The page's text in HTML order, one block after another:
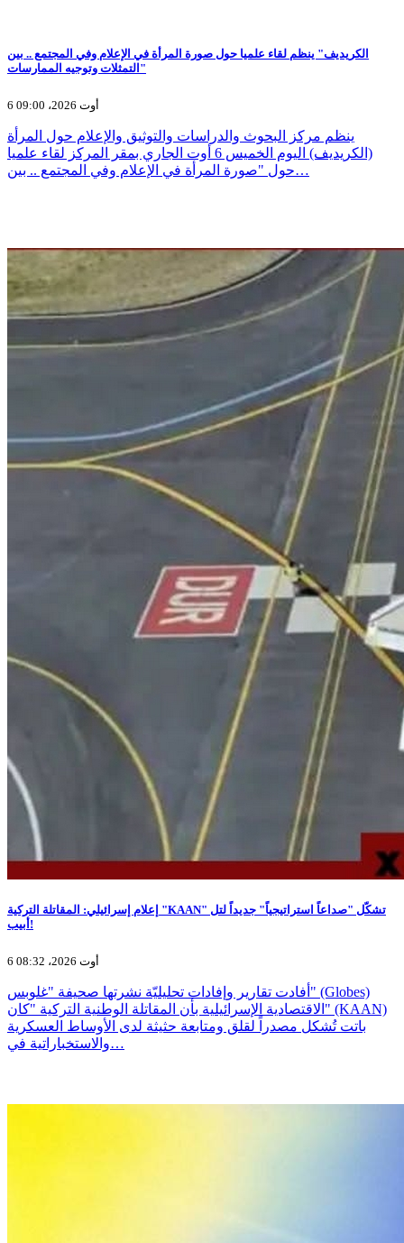
الكريديف" ينظم لقاء علميا حول صورة المرأة في الإعلام وفي المجتمع .. بين
التمثلات وتوجيه الممارسات"
6 أوت 2026، 09:00
ينظم مركز البحوث والدراسات والتوثيق والإعلام حول المرأة
(الكريديف) اليوم الخميس 6 أوت الجاري بمقر المركز لقاء علميا
حول "صورة المرأة في الإعلام وفي المجتمع .. بين…
إعلام إسرائيلي: المقاتلة التركية "KAAN" تشكّل "صداعاً استراتيجياً" جديداً لتل
أبيب!
6 أوت 2026، 08:32
أفادت تقارير وإفادات تحليليّة نشرتها صحيفة "غلوبس" (Globes)
الاقتصادية الإسرائيلية بأن المقاتلة الوطنية التركية "كان" (KAAN)
باتت تُشكل مصدراً لقلق ومتابعة حثيثة لدى الأوساط العسكرية
والاستخباراتية في…